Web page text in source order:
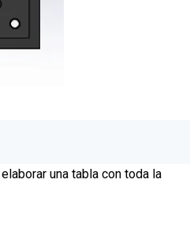
una tabla con toda la